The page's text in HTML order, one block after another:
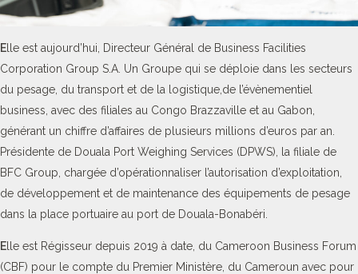
E lle est aujourd’hui, Directeur Général de Business Facilities
Corporation Group S.A. Un Groupe qui se déploie dans les secteurs
du pesage, du transport et de la logistique,de l’évènementiel
business, avec des filiales au Congo Brazzaville et au Gabon,
générant un chiffre d’affaires de plusieurs millions d’euros par an.
Présidente de Douala Port Weighing Services (DPWS), la filiale de
BFC Group, chargée d’opérationnaliser l’autorisation d’exploitation,
de développement et de maintenance des équipements de pesage
dans la place portuaire au port de Douala-Bonabéri.
E lle est Régisseur depuis 2019 à date, du Cameroon Business Forum
(CBF) pour le compte du Premier Ministère, du Cameroun avec pour